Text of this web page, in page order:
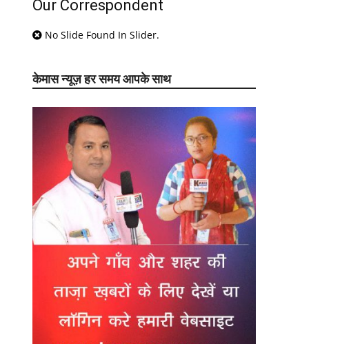
Our Correspondent
No Slide Found In Slider.
केमास न्यूज़ हर समय आपके साथ